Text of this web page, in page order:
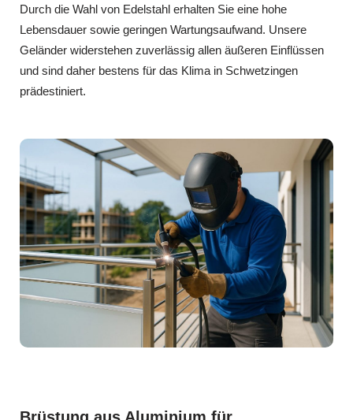
Durch die Wahl von Edelstahl erhalten Sie eine hohe
Lebensdauer sowie geringen Wartungsaufwand. Unsere
Geländer widerstehen zuverlässig allen äußeren Einflüssen
und sind daher bestens für das Klima in Schwetzingen
prädestiniert.